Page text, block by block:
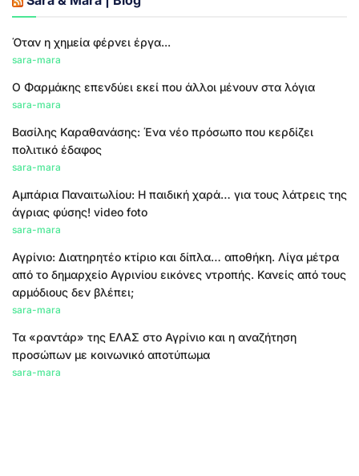
Όταν η χημεία φέρνει έργα...
sara-mara
Ο Φαρμάκης επενδύει εκεί που άλλοι μένουν στα λόγια
sara-mara
Βασίλης Καραθανάσης: Ένα νέο πρόσωπο που κερδίζει
πολιτικό έδαφος
sara-mara
Αμπάρια Παναιτωλίου: Η παιδική χαρά… για τους λάτρεις της
άγριας φύσης! video foto
sara-mara
Αγρίνιο: Διατηρητέο κτίριο και δίπλα… αποθήκη. Λίγα μέτρα
από το δημαρχείο Αγρινίου εικόνες ντροπής. Κανείς από τους
αρμόδιους δεν βλέπει;
sara-mara
Τα «ραντάρ» της ΕΛΑΣ στο Αγρίνιο και η αναζήτηση
προσώπων με κοινωνικό αποτύπωμα
sara-mara